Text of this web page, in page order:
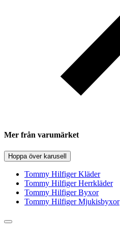
Mer från varumärket
Hoppa över karusell
Tommy Hilfiger Kläder
Tommy Hilfiger Herrkläder
Tommy Hilfiger Byxor
Tommy Hilfiger Mjukisbyxor